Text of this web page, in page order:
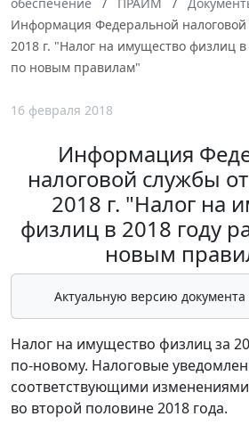
Информация Федеральной
2018 г. "Налог на имущество физлиц
по новым правилам"
16 февраля 2018
Информация
налоговой службы
2018 г. "Налог на
физлиц в 2018 году
новым
Актуальную версию документа
Налог на имущество физлиц за
по-новому. Налоговые
соответствующими
во второй половине 2018 года.